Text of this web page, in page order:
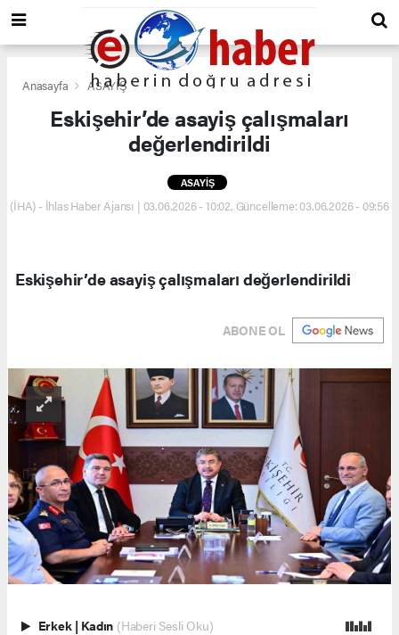
Anasayfa ASAYİŞ
Eskişehir’de asayiş çalışmaları
değerlendirildi
ASAYİŞ
(İHA) - İhlas Haber Ajansı | 03.06.2026 - 10:02, Güncelleme: 03.06.2026 - 09:56
Eskişehir’de asayiş çalışmaları değerlendirildi
ABONE OL
Erkek | Kadın (Haberi Sesli Oku)